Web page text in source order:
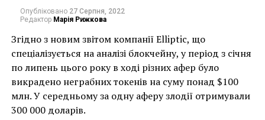
Опубліковано 27 Серпня, 2022
Редактор Марія Рижкова
Згідно з новим звітом компанії Elliptic, що
спеціалізується на аналізі блокчейну, у період з січня
по липень цього року в ході різних афер було
викрадено неграбних токенів на суму понад $100
млн. У середньому за одну аферу злодії отримували
300 000 доларів.